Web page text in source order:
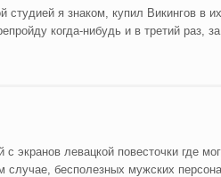
я знаком, купил Викингов в
когда-нибудь и в третий раз,
левацкой повесточки где
бесполезных мужских